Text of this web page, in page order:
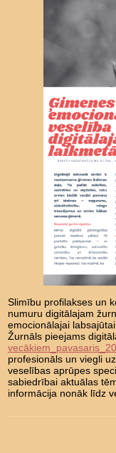
Slimību profilakses un
numuru digitālajam
emocionālajai
Žurnāls pieejams
profesionāls un viegli
veselības aprūpes
sabiedrībai aktuālas
informācija nonāk